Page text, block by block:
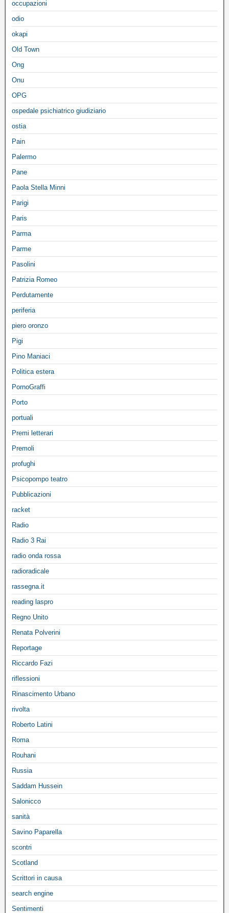
occupazioni
odio
okapi
Old Town
Ong
Onu
OPG
ospedale psichiatrico giudiziario
ostia
Pain
Palermo
Pane
Paola Stella Minni
Parigi
Paris
Parma
Parme
Pasolini
Patrizia Romeo
Perdutamente
periferia
piero oronzo
Pigi
Pino Maniaci
Politica estera
PornoGraffi
Porto
portuali
Premi letterari
Premoli
profughi
Psicopompo teatro
Pubblicazioni
racket
Radio
Radio 3 Rai
radio onda rossa
radioradicale
rassegna.it
reading laspro
Regno Unito
Renata Polverini
Reportage
Riccardo Fazi
riflessioni
Rinascimento Urbano
rivolta
Roberto Latini
Roma
Rouhani
Russia
Saddam Hussein
Salonicco
sanità
Savino Paparella
scontri
Scotland
Scrittori in causa
search engine
Sentimenti